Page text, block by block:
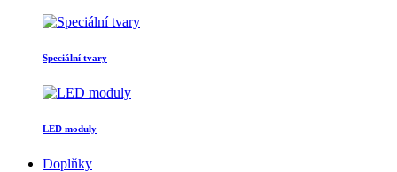
Speciální tvary
LED moduly
Doplňky